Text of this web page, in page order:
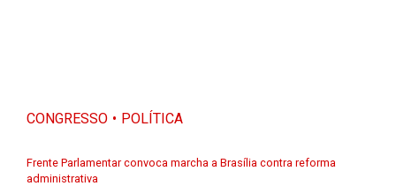
CONGRESSO POLÍTICA
Frente Parlamentar convoca marcha a Brasília contra reforma
administrativa